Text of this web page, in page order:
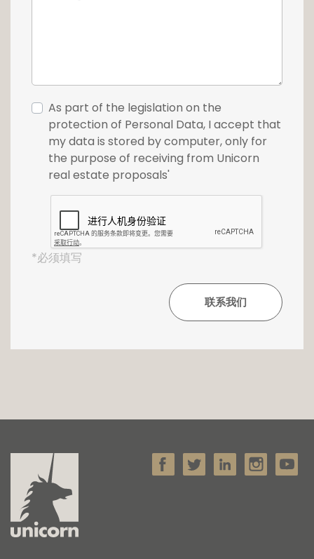
présent au +352 26 54 17 17.
As part of the legislation on the
protection of Personal Data, I accept that
my data is stored by computer, only for
the purpose of receiving from Unicorn
real estate proposals'
*必须填写